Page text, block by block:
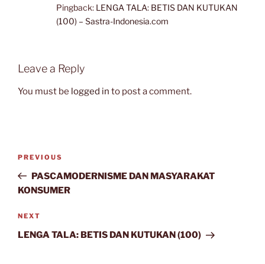
Pingback: LENGA TALA: BETIS DAN KUTUKAN
(100) – Sastra-Indonesia.com
Leave a Reply
You must be logged in to post a comment.
Previous
Post
PREVIOUS
PASCAMODERNISME DAN MASYARAKAT
KONSUMER
Next
Post
NEXT
LENGA TALA: BETIS DAN KUTUKAN (100)